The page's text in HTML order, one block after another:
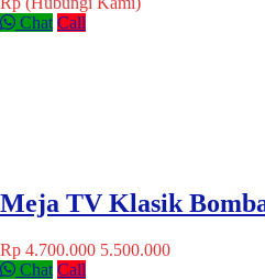
Chat Call
Meja TV Klasik
Rp 4.700.000 5.500.000
Chat Call